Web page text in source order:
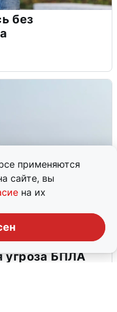
применяются
сайте, вы
на их
без
угроза БПЛА